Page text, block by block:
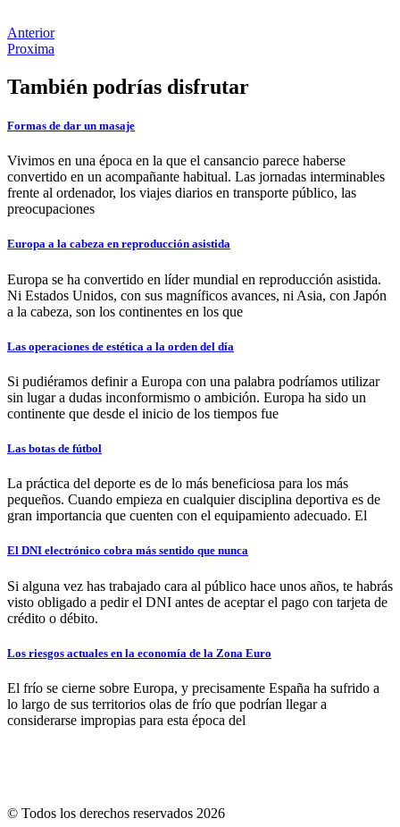
Anterior
Proxima
También podrías disfrutar
Formas de dar un masaje
Vivimos en una época en la que el cansancio parece haberse
convertido en un acompañante habitual. Las jornadas interminables
frente al ordenador, los viajes diarios en transporte público, las
preocupaciones
Europa a la cabeza en reproducción asistida
Europa se ha convertido en líder mundial en reproducción asistida.
Ni Estados Unidos, con sus magníficos avances, ni Asia, con Japón
a la cabeza, son los continentes en los que
Las operaciones de estética a la orden del día
Si pudiéramos definir a Europa con una palabra podríamos utilizar
sin lugar a dudas inconformismo o ambición. Europa ha sido un
continente que desde el inicio de los tiempos fue
Las botas de fútbol
La práctica del deporte es de lo más beneficiosa para los más
pequeños. Cuando empieza en cualquier disciplina deportiva es de
gran importancia que cuenten con el equipamiento adecuado. El
El DNI electrónico cobra más sentido que nunca
Si alguna vez has trabajado cara al público hace unos años, te habrás
visto obligado a pedir el DNI antes de aceptar el pago con tarjeta de
crédito o débito.
Los riesgos actuales en la economía de la Zona Euro
El frío se cierne sobre Europa, y precisamente España ha sufrido a
lo largo de sus territorios olas de frío que podrían llegar a
considerarse impropias para esta época del
© Todos los derechos reservados 2026